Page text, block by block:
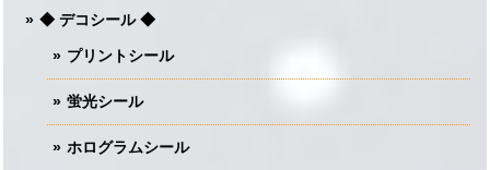
◆ デコシール ◆
プリントシール
蛍光シール
ホログラムシール